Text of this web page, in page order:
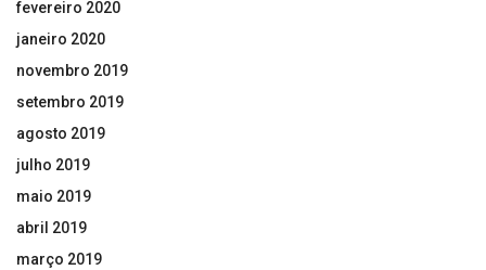
fevereiro 2020
janeiro 2020
novembro 2019
setembro 2019
agosto 2019
julho 2019
maio 2019
abril 2019
março 2019